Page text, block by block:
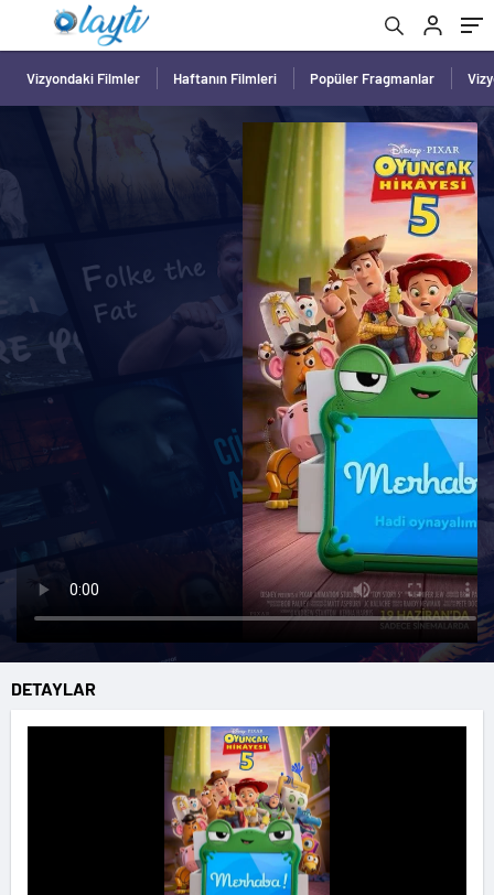
Vizyondaki Filmler Haftanın Filmleri Popüler Fragmanlar
DETAYLAR